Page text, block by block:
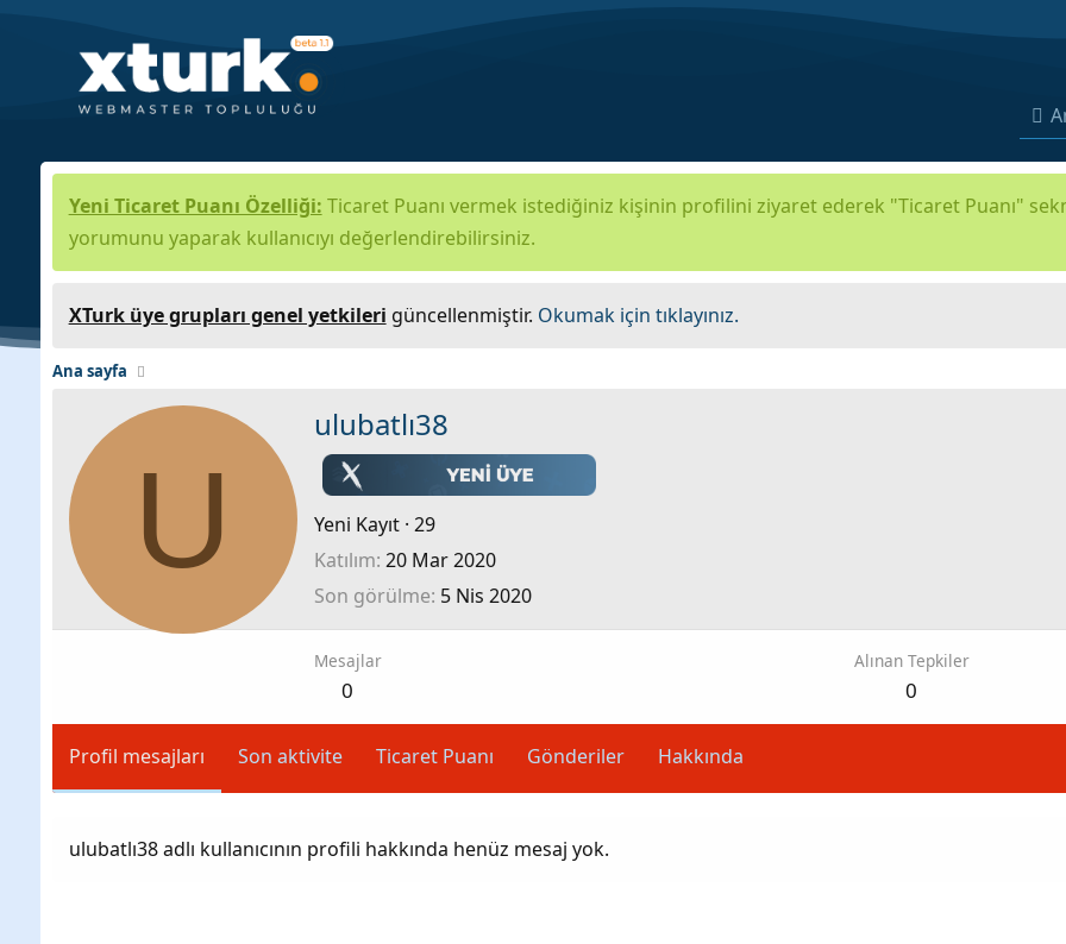
Yeni Ticaret Puanı Özelliği: Ticaret Puanı vermek istediğiniz kişinin profilini ziyaret ederek "Ticaret Puanı"
yorumunu yaparak kullanıcıyı değerlendirebilirsiniz.
XTurk üye grupları genel yetkileri güncellenmiştir. Okumak için tıklayınız.
Ana sayfa
U
ulubatlı38
Yeni Kayıt · 29
Katılım 20 Mar 2020
Son görülme 5 Nis 2020
Mesajlar
0
Alınan Tepkiler
0
Profil mesajları Son aktivite Ticaret Puanı Gönderiler Hakkında
ulubatlı38 adlı kullanıcının profili hakkında henüz mesaj yok.